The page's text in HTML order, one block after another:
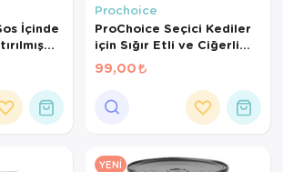
İçinde
Gr
Prochoice
ProChoice Seçici Kediler
için Sığır Etli ve Ciğerli
Şekersiz Tahılsız Ezme
Kedi Konservesi 400 Gr
99,00
YENI